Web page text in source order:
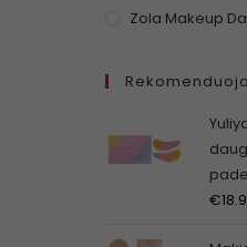
Zola Makeup
€